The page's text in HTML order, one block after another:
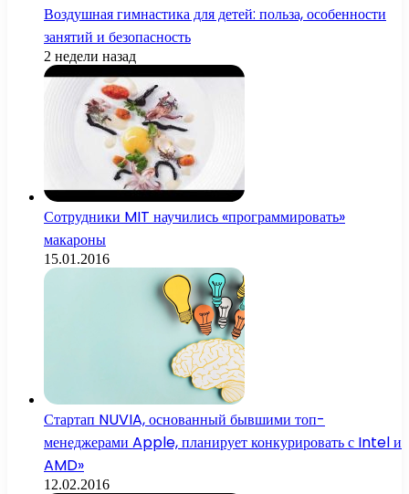
Воздушная гимнастика для детей: польза, особенности
занятий и безопасность
2 недели назад
Сотрудники MIT научились «программировать»
макароны
15.01.2016
Стартап NUVIA, основанный бывшими топ-
менеджерами Apple, планирует конкурировать с Intel и
AMD»
12.02.2016